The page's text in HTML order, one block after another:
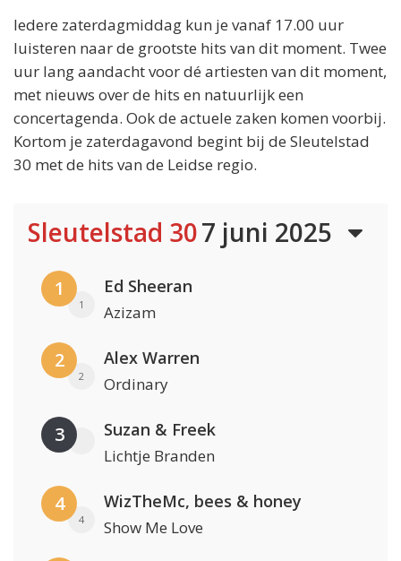
Iedere zaterdagmiddag kun je vanaf 17.00 uur
luisteren naar de grootste hits van dit moment. Twee
uur lang aandacht voor dé artiesten van dit moment,
met nieuws over de hits en natuurlijk een
concertagenda. Ook de actuele zaken komen voorbij.
Kortom je zaterdagavond begint bij de Sleutelstad
30 met de hits van de Leidse regio.
Sleutelstad 307 juni 2025
1
1
Ed Sheeran
Azizam
2
2
Alex Warren
Ordinary
3 Suzan & Freek
Lichtje Branden
4
4
WizTheMc, bees & honey
Show Me Love